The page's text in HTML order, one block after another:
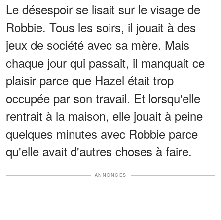
Le désespoir se lisait sur le visage de
Robbie. Tous les soirs, il jouait à des
jeux de société avec sa mère. Mais
chaque jour qui passait, il manquait ce
plaisir parce que Hazel était trop
occupée par son travail. Et lorsqu'elle
rentrait à la maison, elle jouait à peine
quelques minutes avec Robbie parce
qu'elle avait d'autres choses à faire.
ANNONCES